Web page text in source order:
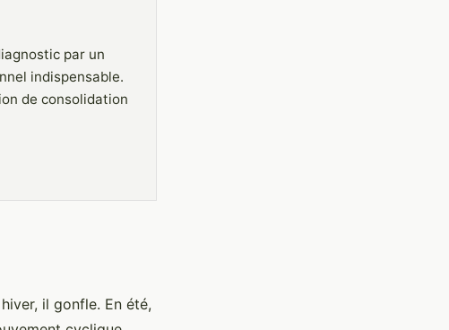
par un
indispensable.
de consolidation
il gonfle. En été,